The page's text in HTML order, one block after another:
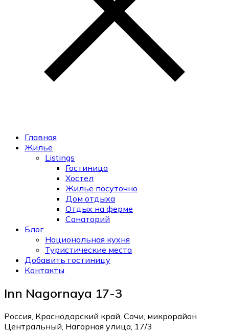
Главная
Жилье
Listings
Гостиница
Хостел
Жильё посуточно
Дом отдыха
Отдых на ферме
Санаторий
Блог
Национальная кухня
Туристические места
Добавить гостиницу
Контакты
Inn Nagornaya 17-3
Россия, Краснодарский край, Сочи, микрорайон
Центральный, Нагорная улица, 17/3